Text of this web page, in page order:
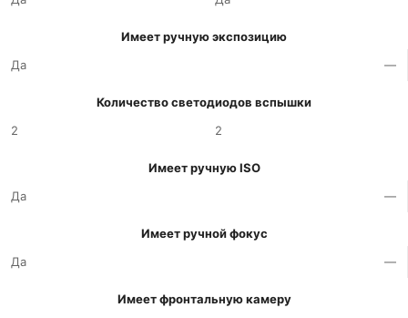
Имеет ручную экспозицию
Да
—
Количество светодиодов вспышки
2
2
Имеет ручную ISO
Да
—
Имеет ручной фокус
Да
—
Имеет фронтальную камеру